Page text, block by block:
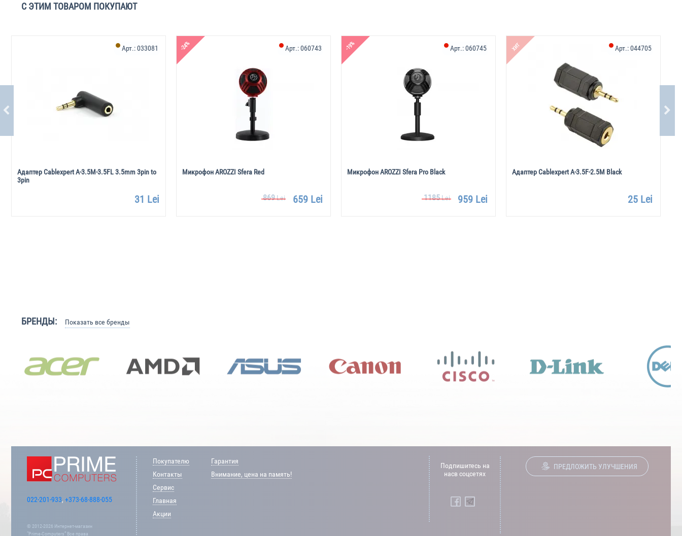
С ЭТИМ ТОВАРОМ ПОКУПАЮТ
Адаптер Cablexpert A-3.5M-3.5FL 3.5mm 3pin to
3pin
Арт.:033081
31 Lei
-24%
Микрофон AROZZI Sfera Red
Арт.:060743
869Lei 659 Lei
-19%
Микрофон AROZZI Sfera Pro Black
Арт.:060745
1185Lei 959 Lei
ХИТ
Адаптер Cablexpert A-3.5F-2.5M Black
Арт.:044705
25 Lei
БРЕНДЫ: Показать все бренды
022-201-933, +373-68-888-055
© 2012-2026 Интернет-магазин
“Prime-Computers” Все права
Покупателю
Контакты
Сервис
Главная
Акции
Гарантия
Внимание, цена на память!
Подпишитесь на
насв соцсетях
ПРЕДЛОЖИТЬ УЛУЧШЕНИЯ